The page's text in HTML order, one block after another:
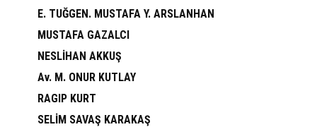
E. TUĞGEN. MUSTAFA Y. ARSLANHAN
MUSTAFA GAZALCI
NESLİHAN AKKUŞ
Av. M. ONUR KUTLAY
RAGIP KURT
SELİM SAVAŞ KARAKAŞ